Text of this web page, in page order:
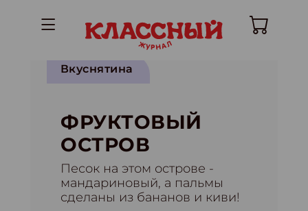
Вкуснятина
ФРУКТОВЫЙ
ОСТРОВ
Песок на этом острове -
мандариновый, а пальмы
сделаны из бананов и киви!